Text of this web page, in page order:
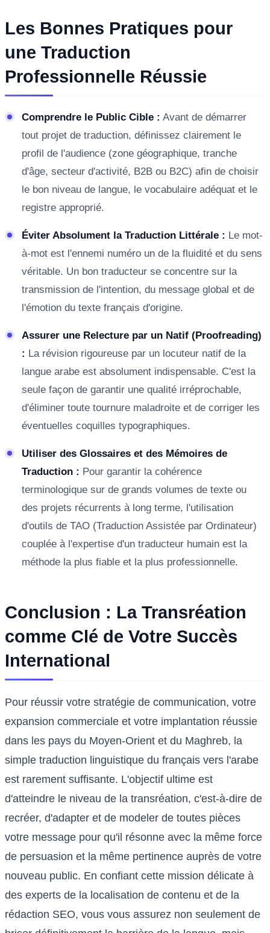
Les Bonnes Pratiques pour
une Traduction
Professionnelle Réussie
Comprendre le Public Cible : Avant de démarrer
tout projet de traduction, définissez clairement le
profil de l'audience (zone géographique, tranche
d'âge, secteur d'activité, B2B ou B2C) afin de choisir
le bon niveau de langue, le vocabulaire adéquat et le
registre approprié.
Éviter Absolument la Traduction Littérale : Le mot-
à-mot est l'ennemi numéro un de la fluidité et du sens
véritable. Un bon traducteur se concentre sur la
transmission de l'intention, du message global et de
l'émotion du texte français d'origine.
Assurer une Relecture par un Natif (Proofreading)
: La révision rigoureuse par un locuteur natif de la
langue arabe est absolument indispensable. C'est la
seule façon de garantir une qualité irréprochable,
d'éliminer toute tournure maladroite et de corriger les
éventuelles coquilles typographiques.
Utiliser des Glossaires et des Mémoires de
Traduction : Pour garantir la cohérence
terminologique sur de grands volumes de texte ou
des projets récurrents à long terme, l'utilisation
d'outils de TAO (Traduction Assistée par Ordinateur)
couplée à l'expertise d'un traducteur humain est la
méthode la plus fiable et la plus professionnelle.
Conclusion : La Transréation
comme Clé de Votre Succès
International
Pour réussir votre stratégie de communication, votre
expansion commerciale et votre implantation réussie
dans les pays du Moyen-Orient et du Maghreb, la
simple traduction linguistique du français vers l'arabe
est rarement suffisante. L'objectif ultime est
d'atteindre le niveau de la transréation, c'est-à-dire de
recréer, d'adapter et de modeler de toutes pièces
votre message pour qu'il résonne avec la même force
de persuasion et la même pertinence auprès de votre
nouveau public. En confiant cette mission délicate à
des experts de la localisation de contenu et de la
rédaction SEO, vous vous assurez non seulement de